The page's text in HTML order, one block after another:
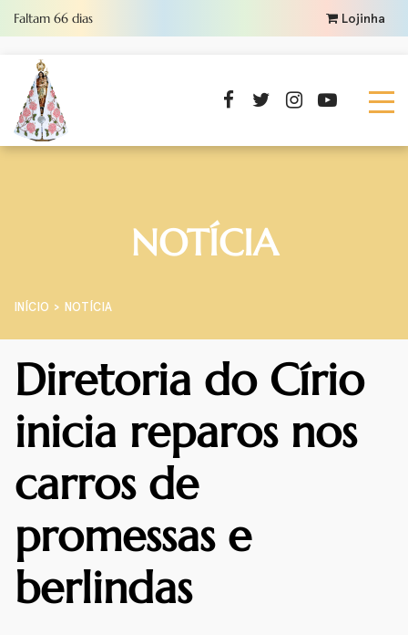
Faltam 66 dias Lojinha
NOTÍCIA
INÍCIO NOTÍCIA
Diretoria do Círio
inicia reparos nos
carros de
promessas e
berlindas